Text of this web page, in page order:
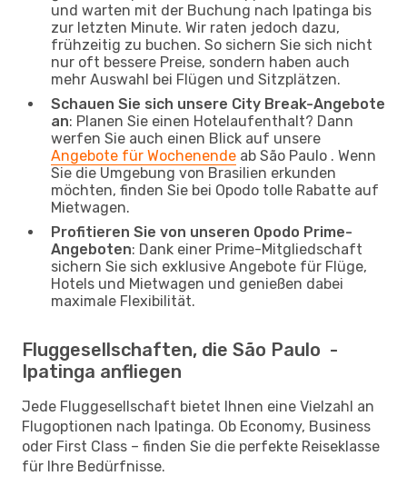
und warten mit der Buchung nach Ipatinga bis
zur letzten Minute. Wir raten jedoch dazu,
frühzeitig zu buchen. So sichern Sie sich nicht
nur oft bessere Preise, sondern haben auch
mehr Auswahl bei Flügen und Sitzplätzen.
Schauen Sie sich unsere City Break-Angebote
an: Planen Sie einen Hotelaufenthalt? Dann
werfen Sie auch einen Blick auf unsere
Angebote für Wochenende ab São Paulo . Wenn
Sie die Umgebung von Brasilien erkunden
möchten, finden Sie bei Opodo tolle Rabatte auf
Mietwagen.
Profitieren Sie von unseren Opodo Prime-
Angeboten: Dank einer Prime-Mitgliedschaft
sichern Sie sich exklusive Angebote für Flüge,
Hotels und Mietwagen und genießen dabei
maximale Flexibilität.
Fluggesellschaften, die São Paulo -
Ipatinga anfliegen
Jede Fluggesellschaft bietet Ihnen eine Vielzahl an
Flugoptionen nach Ipatinga. Ob Economy, Business
oder First Class – finden Sie die perfekte Reiseklasse
für Ihre Bedürfnisse.